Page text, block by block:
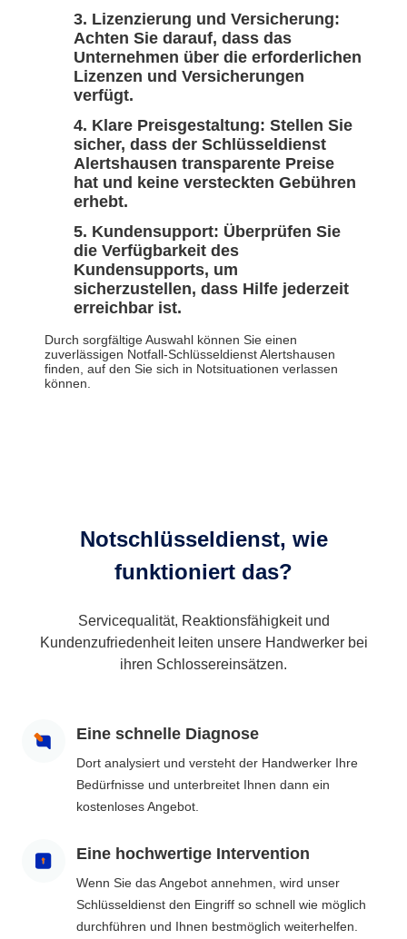
Lizenzierung und Versicherung:
Achten Sie darauf, dass das
Unternehmen über die erforderlichen
Lizenzen und Versicherungen
verfügt.
Klare Preisgestaltung: Stellen Sie
sicher, dass der Schlüsseldienst
Alertshausen transparente Preise
hat und keine versteckten Gebühren
erhebt.
Kundensupport: Überprüfen Sie
die Verfügbarkeit des
Kundensupports, um
sicherzustellen, dass Hilfe jederzeit
erreichbar ist.
Durch sorgfältige Auswahl können Sie einen
zuverlässigen Notfall-Schlüsseldienst Alertshausen
finden, auf den Sie sich in Notsituationen verlassen
können.
Notschlüsseldienst, wie
funktioniert das?
Servicequalität, Reaktionsfähigkeit und
Kundenzufriedenheit leiten unsere Handwerker bei
ihren Schlossereinsätzen.
Eine schnelle Diagnose
Dort analysiert und versteht der Handwerker Ihre
Bedürfnisse und unterbreitet Ihnen dann ein
kostenloses Angebot.
Eine hochwertige Intervention
Wenn Sie das Angebot annehmen, wird unser
Schlüsseldienst den Eingriff so schnell wie möglich
durchführen und Ihnen bestmöglich weiterhelfen.